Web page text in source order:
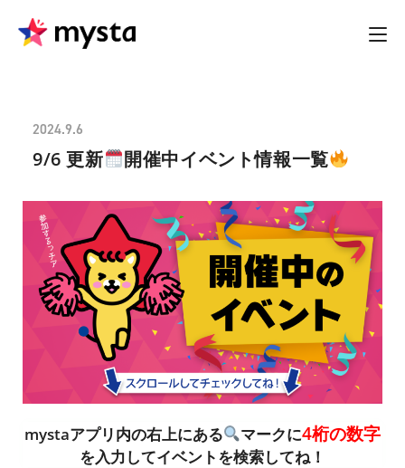
2024.9.6
9/6 更新 開催中イベント情報一覧
mystaアプリ内の右上にある マークに4桁の数字
を入力してイベントを検索してね！